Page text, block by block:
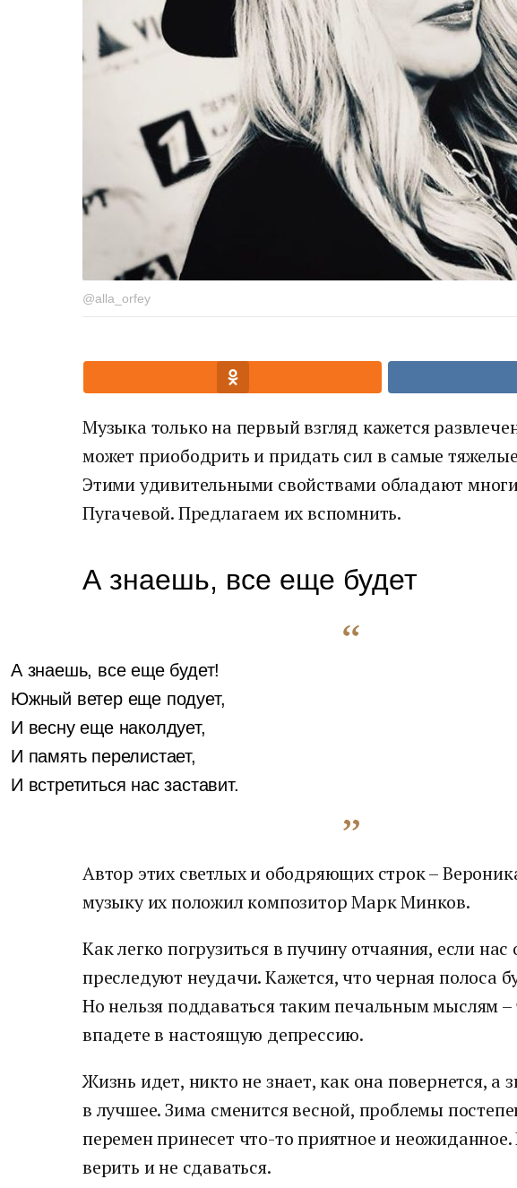
@alla_orfey
Музыка только на первый взгляд кажется
может приободрить и придать сил в самые
Этими удивительными свойствами обладают
Пугачевой. Предлагаем их вспомнить.
А знаешь, все еще будет
А знаешь, все еще будет!
Южный ветер еще подует,
И весну еще наколдует,
И память перелистает,
И встретиться нас заставит.
Автор этих светлых и ободряющих строк –
музыку их положил композитор Марк Минков.
Как легко погрузиться в пучину отчаяния, если
преследуют неудачи. Кажется, что черная полоса
Но нельзя поддаваться таким печальным мыслям –
впадете в настоящую депрессию.
Жизнь идет, никто не знает, как она повернется, а
в лучшее. Зима сменится весной, проблемы
перемен принесет что-то приятное и неожиданное.
верить и не сдаваться.